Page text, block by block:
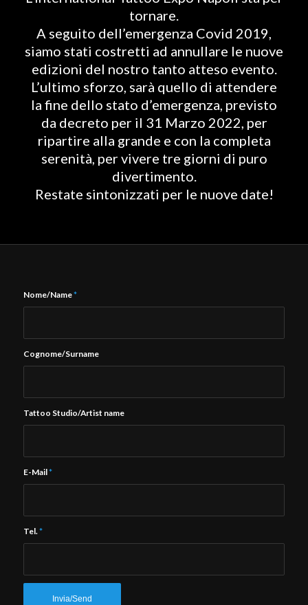
tornare.
A seguito dell’emergenza Covid 2019,
siamo stati costretti ad annullare le nuove
edizioni del nostro tanto atteso evento.
L’ultimo sforzo, sarà quello di attendere
la fine dello stato d’emergenza, previsto
da decreto per il 31 Marzo 2022, per
ripartire alla grande e con la completa
serenità, per vivere tre giorni di puro
divertimento.
Restate sintonizzati per le nuove date!
Nome/Name*
Cognome/Surname
Tattoo Studio/Artist name
E-Mail*
Tel.*